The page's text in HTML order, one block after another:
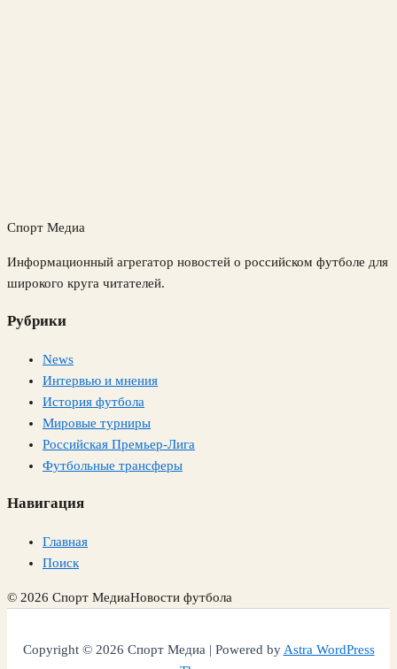
Спорт Медиа
Информационный агрегатор новостей о российском футболе для
широкого круга читателей.
Рубрики
News
Интервью и мнения
История футбола
Мировые турниры
Российская Премьер-Лига
Футбольные трансферы
Навигация
Главная
Поиск
© 2026 Спорт МедиаНовости футбола
Copyright © 2026 Спорт Медиа | Powered byAstra WordPress